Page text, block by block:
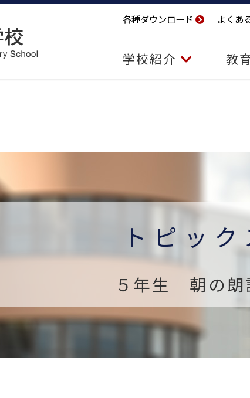
各種ダウンロード よくあ
学校紹介 教
トピック
５年生 朝の